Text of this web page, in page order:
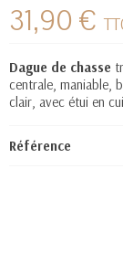
31,90 €
Dague de chasse
centrale, maniable,
clair, avec étui en
Référence